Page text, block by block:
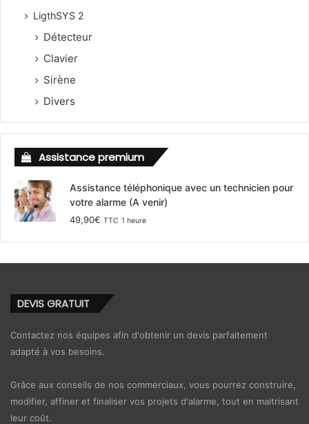
LigthSYS 2
Détecteur
Clavier
Sirène
Divers
Assistance premium
Assistance téléphonique avec un technicien pour
votre alarme (A venir)
49,90€ TTC 1 heure
DEVIS GRATUIT
Contactez nos équipes afin d'obtenir un devis parfaitement
adapté à vos besoins.
Grâce aux conseils de nos commerciaux, vous pourrez construire,
modifier, affiner et finaliser vos projets d'alarme, tout en maitrisant
leur coût.